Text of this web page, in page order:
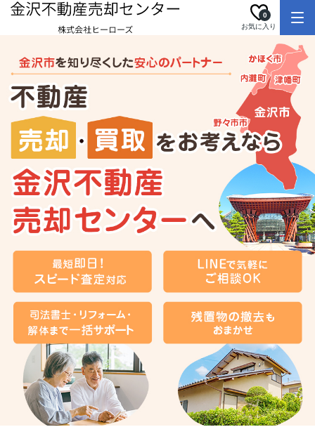
お気に入り
0